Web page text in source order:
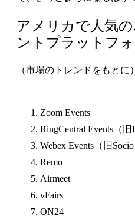
アメリカで人気
ントプラットフ
（市場のトレンドをもとに）
Zoom Events
RingCentral Events（旧
Webex Events（旧Socio
Remo
Airmeet
vFairs
ON24